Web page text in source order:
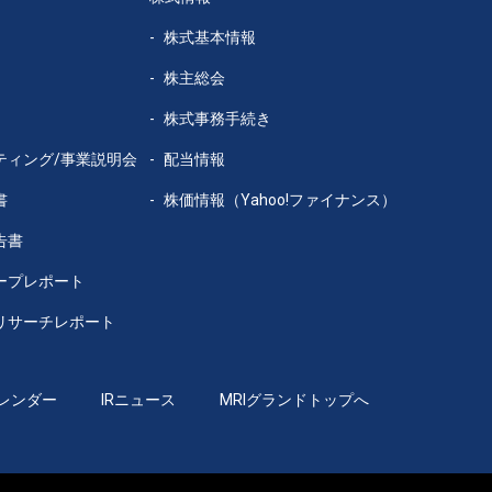
ィング/事業説明会
書
プレポート
サーチレポート
株式基本情報
株主総会
株式事務手続き
配当情報
株価情報（Yahoo!ファイナンス）
ンダー IRニュース MRIグランドトップへ